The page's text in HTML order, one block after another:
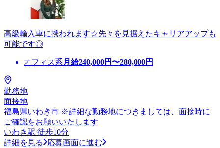
高級輸入車に携われます☆先々を見据えたキャリアアップも
可能です◎
オフィス系 月給240,000円〜280,000円
勤務地
面接地
福島県いわき市 ※詳細な勤務地につきましては、面接時に
ご確認をお願いいたします
いわき駅 徒歩10分
詳細を見る
応募画面に進む